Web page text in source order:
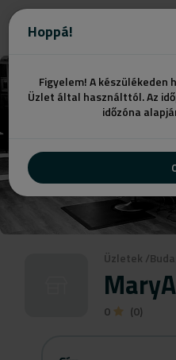
Hoppá!
Figyelem! A
Üzlet által használttól. Az
időzóna
Üzletek /
0 (0)